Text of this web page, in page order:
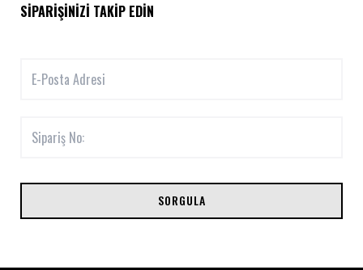
SIPARIŞINIZI TAKIP EDIN
SORGULA